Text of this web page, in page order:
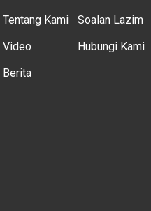
Tentang Kami
Video
Berita
Soalan Lazim
Hubungi Kami